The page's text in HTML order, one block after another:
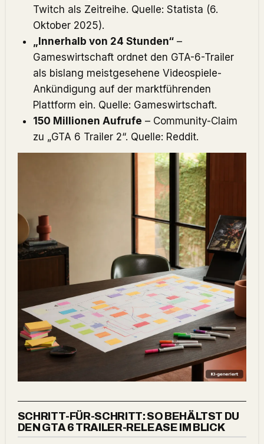
Twitch als Zeitreihe. Quelle: Statista (6.
Oktober 2025).
„Innerhalb von 24 Stunden“–
Gameswirtschaft ordnet den GTA-6-Trailer
als bislang meistgesehene Videospiele-
Ankündigung auf der marktführenden
Plattform ein. Quelle: Gameswirtschaft.
150 Millionen Aufrufe – Community-Claim
zu „GTA 6 Trailer 2“. Quelle: Reddit.
SCHRITT-FÜR-SCHRITT: SO BEHÄLTST DU
DEN GTA 6 TRAILER-RELEASE IM BLICK